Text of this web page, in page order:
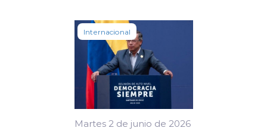
Internacional
Martes 2 de junio de 2026